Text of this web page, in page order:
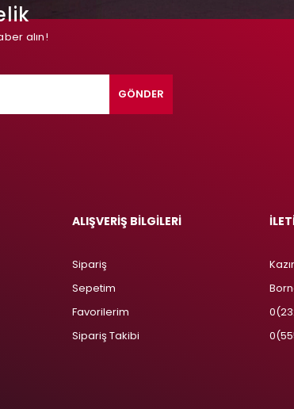
alın!
GÖNDER
ALIŞVERİŞ BİLGİLERİ
Sipariş
Sepetim
Favorilerim
Sipariş Takibi